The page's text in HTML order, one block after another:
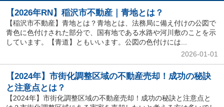
【2026年RN】稲沢市不動産｜青地とは？
【稲沢市不動産】青地とは？青地とは、法務局に備え付けの公図で
青色に色付けされた部分で、国有地である水路や河川敷のことを示
しています。【青道】ともいいます。公図の色付けには...
2026-01-01
【2024年】市街化調整区域の不動産売却！成功の秘訣
と注意点とは？
【2024年】市街化調整区域の不動産売却！成功の秘訣と注意点と